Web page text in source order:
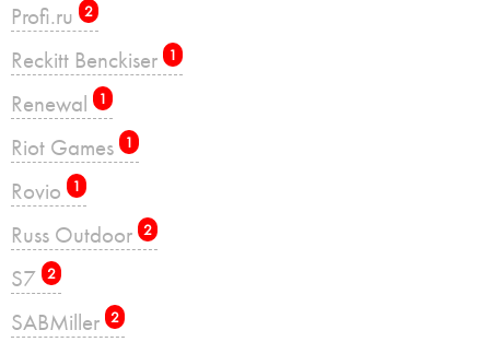
Profi.ru 2
Reckitt Benckiser 1
Renewal 1
Riot Games 1
Rovio 1
Russ Outdoor 2
S7 2
SABMiller 2